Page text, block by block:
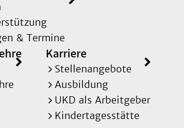
& Termine
Karriere
Stellenangebote
Ausbildung
UKD als Arbeitgeber
Kindertagesstätte